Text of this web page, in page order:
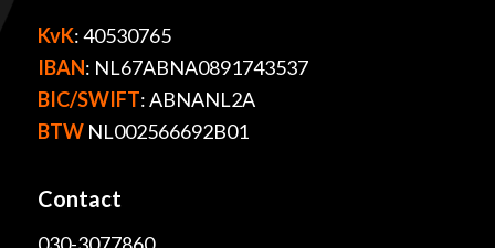
KvK: 40530765
IBAN: NL67ABNA0891743537
BIC/SWIFT: ABNANL2A
BTWNL002566692B01
Contact